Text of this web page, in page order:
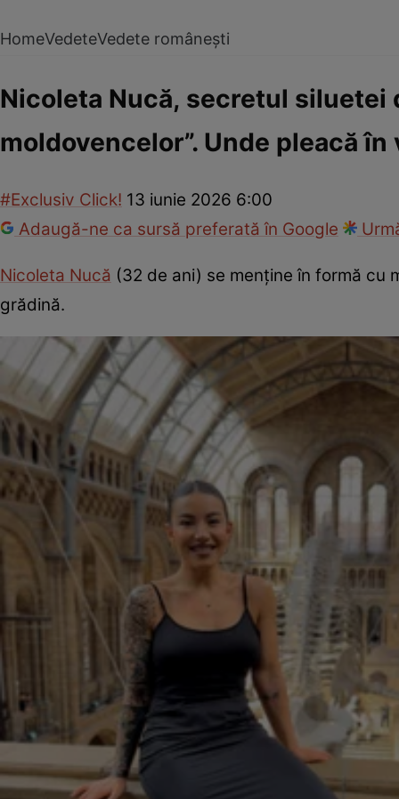
HomeVedeteVedete românești
Nicoleta Nucă, secretul siluetei
moldovencelor”. Unde pleacă în
#Exclusiv Click! 13 iunie 2026 6:00
Adaugă-ne ca sursă preferată în Google
Nicoleta Nucă (32 de ani) se menține în formă cu
grădină.